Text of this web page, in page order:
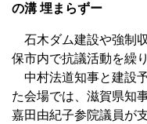
の溝 埋まらずー
石木ダム建設や強制
保市内で抗議活動を繰
中村法道知事と建設
た会場では、滋賀県知
嘉田由紀子参院議員が